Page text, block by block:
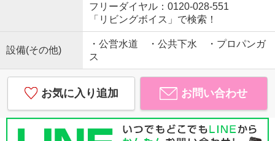
フリーダイヤル：0120-028-551
「リビングボイス」で検索！
設備(その他)
・公営水道 ・公共下水 ・プロパンガ
ス
お気に入り追加 お問い合わせ